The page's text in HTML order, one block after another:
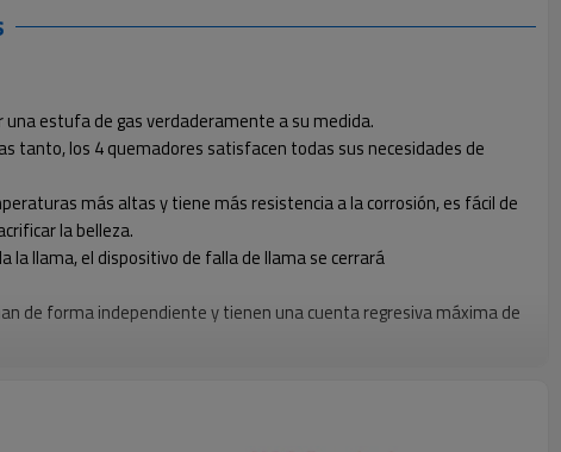
una estufa de gas verdaderamente a su medida.
tanto, los 4 quemadores satisfacen todas sus necesidades de
más altas y tiene más resistencia a la corrosión, es fácil de
la belleza.
la llama, el dispositivo de falla de llama se cerrará
de forma independiente y tienen una cuenta regresiva máxima de